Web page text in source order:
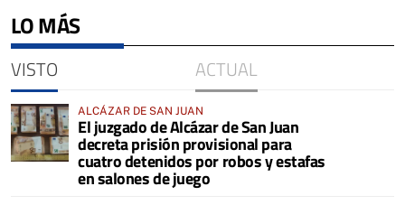
LO MÁS
VISTO ACTUAL
ALCÁZAR DE SAN JUAN
El juzgado de Alcázar de San Juan
decreta prisión provisional para
cuatro detenidos por robos y estafas
en salones de juego